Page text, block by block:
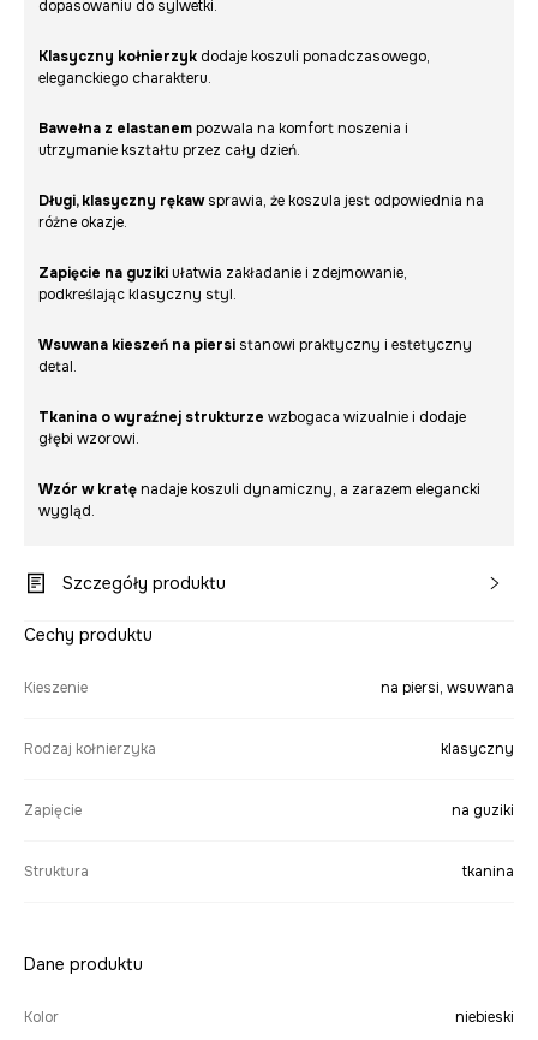
dopasowaniu do sylwetki.
Klasyczny kołnierzyk dodaje koszuli ponadczasowego,
eleganckiego charakteru.
Bawełna z elastanem pozwala na komfort noszenia i
utrzymanie kształtu przez cały dzień.
Długi, klasyczny rękawsprawia, że koszula jest odpowiednia na
różne okazje.
Zapięcie na guziki ułatwia zakładanie i zdejmowanie,
podkreślając klasyczny styl.
Wsuwana kieszeń na piersi stanowi praktyczny i estetyczny
detal.
Tkanina o wyraźnej strukturze wzbogaca wizualnie i dodaje
głębi wzorowi.
Wzór w kratę nadaje koszuli dynamiczny, a zarazem elegancki
wygląd.
Szczegóły produktu
Cechy produktu
Kieszenie na piersi, wsuwana
Rodzaj kołnierzyka klasyczny
Zapięcie na guziki
Struktura tkanina
Dane produktu
Kolor niebieski